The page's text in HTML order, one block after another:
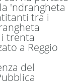
'ndrangheta
tra i
trenta
a Reggio
del